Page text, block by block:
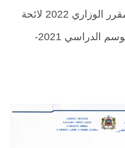
، كما يتضمن المقرر الوزاري 2022 لائحة
العطل المدرسية للموسم الدراسي 2021-